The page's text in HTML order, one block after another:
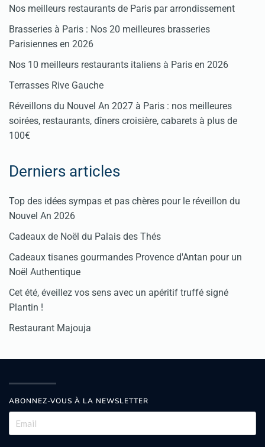
Nos meilleurs restaurants de Paris par arrondissement
Brasseries à Paris : Nos 20 meilleures brasseries
Parisiennes en 2026
Nos 10 meilleurs restaurants italiens à Paris en 2026
Terrasses Rive Gauche
Réveillons du Nouvel An 2027 à Paris : nos meilleures
soirées, restaurants, dîners croisière, cabarets à plus de
100€
Derniers articles
Top des idées sympas et pas chères pour le réveillon du
Nouvel An 2026
Cadeaux de Noël du Palais des Thés
Cadeaux tisanes gourmandes Provence d'Antan pour un
Noël Authentique
Cet été, éveillez vos sens avec un apéritif truffé signé
Plantin !
Restaurant Majouja
ABONNEZ-VOUS À LA NEWSLETTER